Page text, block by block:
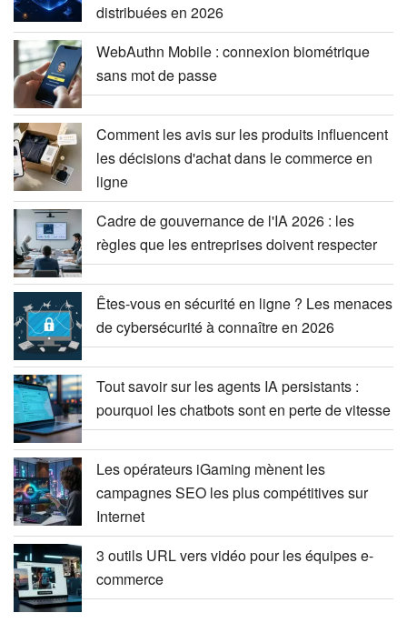
distribuées en 2026
WebAuthn Mobile : connexion biométrique
sans mot de passe
Comment les avis sur les produits influencent
les décisions d'achat dans le commerce en
ligne
Cadre de gouvernance de l'IA 2026 : les
règles que les entreprises doivent respecter
Êtes-vous en sécurité en ligne ? Les menaces
de cybersécurité à connaître en 2026
Tout savoir sur les agents IA persistants :
pourquoi les chatbots sont en perte de vitesse
Les opérateurs iGaming mènent les
campagnes SEO les plus compétitives sur
Internet
3 outils URL vers vidéo pour les équipes e-
commerce